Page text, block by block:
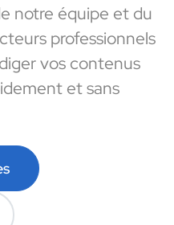
notre équipe et du
professionnels
vos contenus
et sans